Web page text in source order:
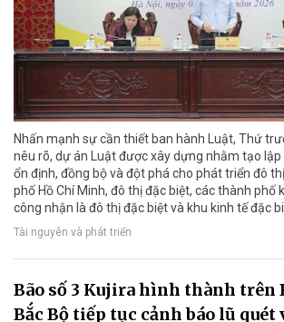
Nhấn mạnh sự cần thiết ban hành Luật, Thứ
nêu rõ, dự án Luật được xây dựng nhằm tạo
ổn định, đồng bộ và đột phá cho phát triển đô
phố Hồ Chí Minh, đô thị đặc biệt, các thành phố
công nhận là đô thị đặc biệt và khu kinh tế đặc
Tài nguyên và phát triển
Bão số 3 Kujira hình thành trên
Bắc Bộ tiếp tục cảnh báo lũ quét